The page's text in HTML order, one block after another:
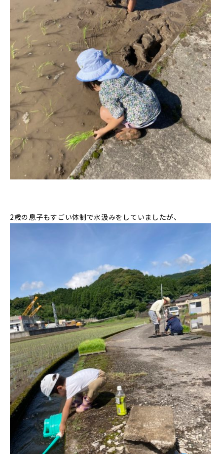
2歳の息子もすごい体制で水汲みをしていましたが、